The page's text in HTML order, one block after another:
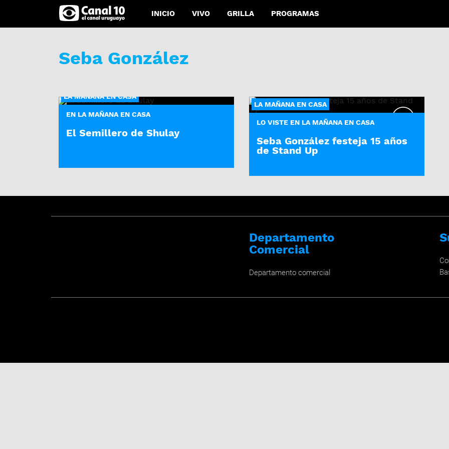
INICIO VIVO GRILLA PROGRAMAS
Seba González
LA MAÑANA EN CASA
EN LA MAÑANA EN CASA
El Semillero de Shulay
LA MAÑANA EN CASA
LO VISTE EN LA MAÑANA EN CASA
Seba González festeja 15 años
de Stand Up
Departamento
Comercial
Departamento comercial